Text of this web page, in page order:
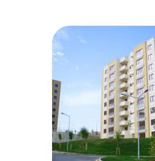
Seguro obrigatório de
síndico precisa saber
das